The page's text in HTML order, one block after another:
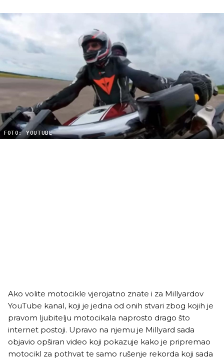
FOTO: YOUTUBE
Ako volite motocikle vjerojatno znate i za Millyardov
YouTube kanal, koji je jedna od onih stvari zbog kojih je
pravom ljubitelju motocikala naprosto drago što
internet postoji. Upravo na njemu je Millyard sada
objavio opširan video koji pokazuje kako je pripremao
motocikl za pothvat te samo rušenje rekorda koji sada